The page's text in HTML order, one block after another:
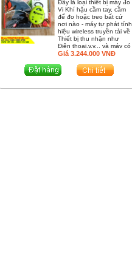
Đây là loại thiết bị máy đo
Vi Khí hậu cầm tay, cầm
để đo hoặc treo bất cứ
nơi nào - máy tự phát tính
hiệu wireless truyền tải về
Thiết bị thu nhận như
Điện thoại,v.v,.. và máy có
Data Logger lưu trữ dữ
hành 5 năm.Giao hàng
toàn quốc có tính phí, Đặt
0978 195 749 - 0903 352
Giá 3.244.000 VNĐ